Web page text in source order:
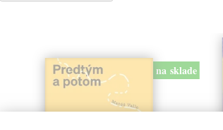
na sklade